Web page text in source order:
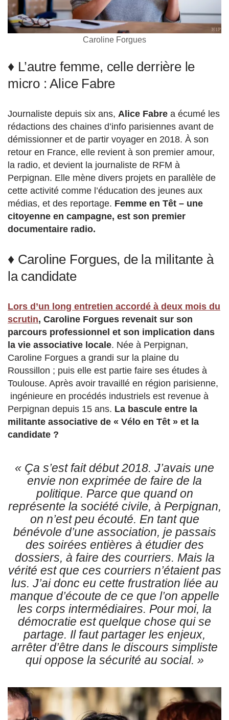
Caroline Forgues
♦ L’autre femme, celle derrière le
micro : Alice Fabre
Journaliste depuis six ans, Alice Fabre a écumé les
rédactions des chaines d’info parisiennes avant de
démissionner et de partir voyager en 2018. À son
retour en France, elle revient à son premier amour,
la radio, et devient la journaliste de RFM à
Perpignan. Elle mène divers projets en parallèle de
cette activité comme l’éducation des jeunes aux
médias, et des reportage. Femme en Têt – une
citoyenne en campagne, est son premier
documentaire radio.
♦ Caroline Forgues, de la militante à
la candidate
Lors d’un long entretien accordé à deux mois du
scrutin, Caroline Forgues revenait sur son
parcours professionnel et son implication dans
la vie associative locale. Née à Perpignan,
Caroline Forgues a grandi sur la plaine du
Roussillon ; puis elle est partie faire ses études à
Toulouse. Après avoir travaillé en région parisienne,
ingénieure en procédés industriels est revenue à
Perpignan depuis 15 ans. La bascule entre la
militante associative de « Vélo en Têt » et la
candidate ?
« Ça s’est fait début 2018. J’avais une
envie non exprimée de faire de la
politique. Parce que quand on
représente la société civile, à Perpignan,
on n’est peu écouté. En tant que
bénévole d’une association, je passais
des soirées entières à étudier des
dossiers, à faire des courriers. Mais la
vérité est que ces courriers n’étaient pas
lus. J’ai donc eu cette frustration liée au
manque d’écoute de ce que l’on appelle
les corps intermédiaires. Pour moi, la
démocratie est quelque chose qui se
partage. Il faut partager les enjeux,
arrêter d’être dans le discours simpliste
qui oppose la sécurité au social. »